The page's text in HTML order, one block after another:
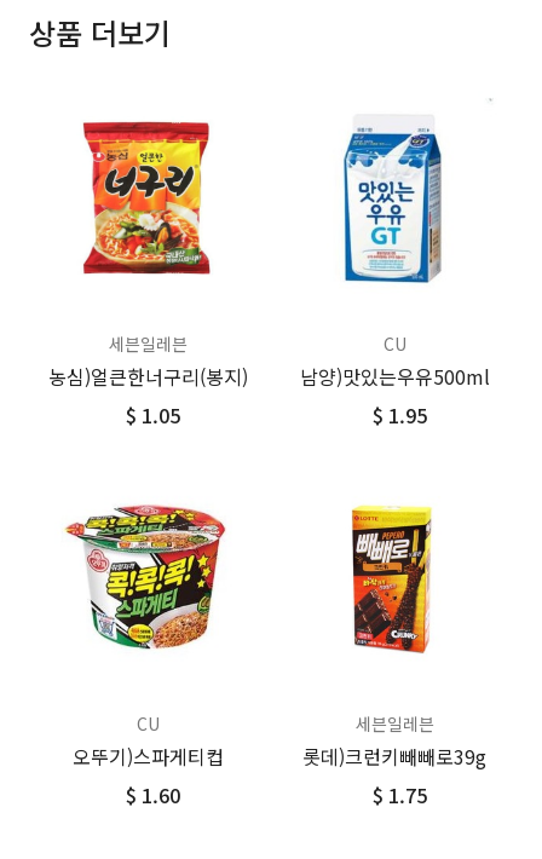
상품 더보기
세븐일레븐
농심)얼큰한너구리(봉지)
$ 1.05
CU
남양)맛있는우유500ml
$ 1.95
CU
오뚜기)스파게티컵
$ 1.60
세븐일레븐
롯데)크런키빼빼로39g
$ 1.75